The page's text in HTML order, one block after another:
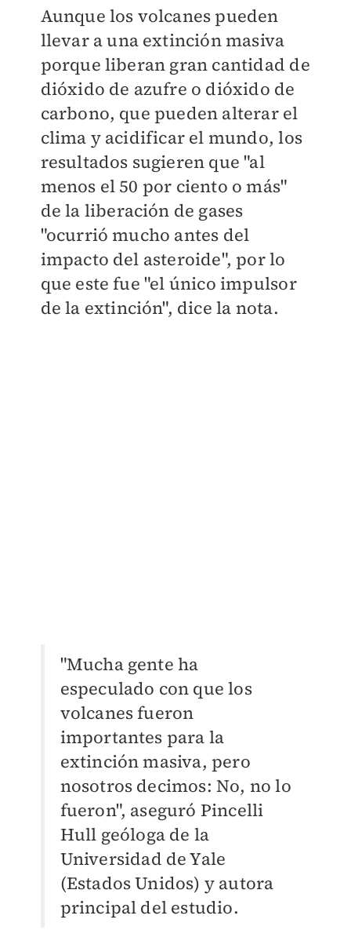
Aunque los volcanes pueden
llevar a una extinción masiva
porque liberan gran cantidad de
dióxido de azufre o dióxido de
carbono, que pueden alterar el
clima y acidificar el mundo, los
resultados sugieren que "al
menos el 50 por ciento o más"
de la liberación de gases
"ocurrió mucho antes del
impacto del asteroide", por lo
que este fue "el único impulsor
de la extinción", dice la nota.
"Mucha gente ha
especulado con que los
volcanes fueron
importantes para la
extinción masiva, pero
nosotros decimos: No, no lo
fueron", aseguró Pincelli
Hull geóloga de la
Universidad de Yale
(Estados Unidos) y autora
principal del estudio.